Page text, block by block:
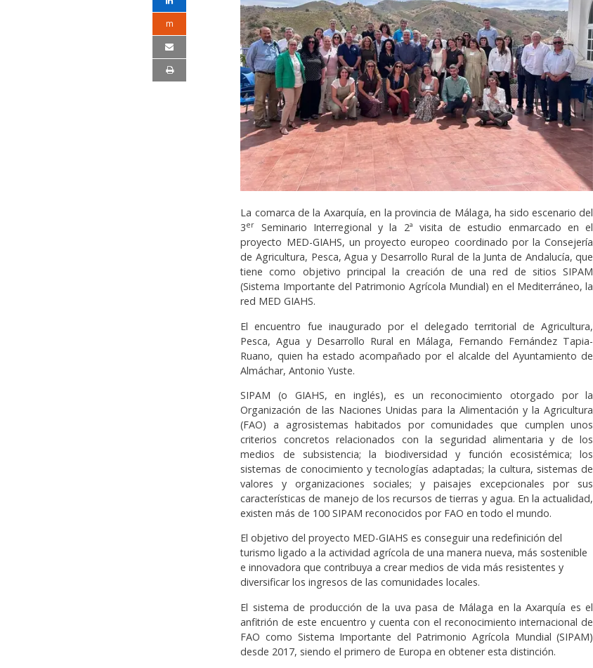
m
La comarca de la Axarquía, en la provincia de Málaga, ha sido escenario del
3er
Seminario Interregional y la 2ª visita de estudio enmarcado en el
proyecto MED-GIAHS, un proyecto europeo coordinado por la Consejería
de Agricultura, Pesca, Agua y Desarrollo Rural de la Junta de Andalucía, que
tiene como objetivo principal la creación de una red de sitios SIPAM
(Sistema Importante del Patrimonio Agrícola Mundial) en el Mediterráneo, la
red MED GIAHS.
El encuentro fue inaugurado por el delegado territorial de Agricultura,
Pesca, Agua y Desarrollo Rural en Málaga, Fernando Fernández Tapia-
Ruano, quien ha estado acompañado por el alcalde del Ayuntamiento de
Almáchar, Antonio Yuste.
SIPAM (o GIAHS, en inglés), es un reconocimiento otorgado por la
Organización de las Naciones Unidas para la Alimentación y la Agricultura
(FAO) a agrosistemas habitados por comunidades que cumplen unos
criterios concretos relacionados con la seguridad alimentaria y de los
medios de subsistencia; la biodiversidad y función ecosistémica; los
sistemas de conocimiento y tecnologías adaptadas; la cultura, sistemas de
valores y organizaciones sociales; y paisajes excepcionales por sus
características de manejo de los recursos de tierras y agua. En la actualidad,
existen más de 100 SIPAM reconocidos por FAO en todo el mundo.
El objetivo del proyecto MED-GIAHS es conseguir una redefinición del
turismo ligado a la actividad agrícola de una manera nueva, más sostenible
e innovadora que contribuya a crear medios de vida más resistentes y
diversificar los ingresos de las comunidades locales.
El sistema de producción de la uva pasa de Málaga en la Axarquía es el
anfitrión de este encuentro y cuenta con el reconocimiento internacional de
FAO como Sistema Importante del Patrimonio Agrícola Mundial (SIPAM)
desde 2017, siendo el primero de Europa en obtener esta distinción.